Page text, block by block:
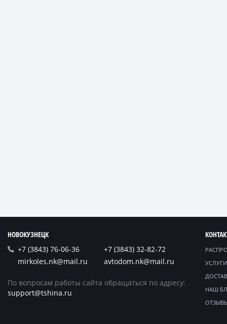
НОВОКУЗНЕЦК
+7 (3843) 76-06-36
+7 (3843) 32-82-72
mirkoles.nk@mail.ru
avtodom.nk@mail.ru
По вопросам работы сайта обращаться по адресу:
support@tshina.ru
НАШ